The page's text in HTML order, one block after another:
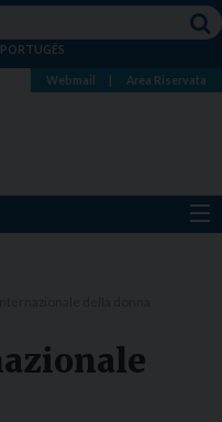
PORTUGÊS
Webmail Area Riservata